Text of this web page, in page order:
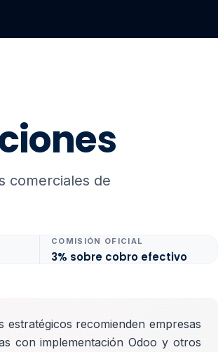
comerciales de
COMISIÓN OFICIAL
3% sobre cobro efectivo
estratégicos recomienden empresas
con implementación Odoo y otros